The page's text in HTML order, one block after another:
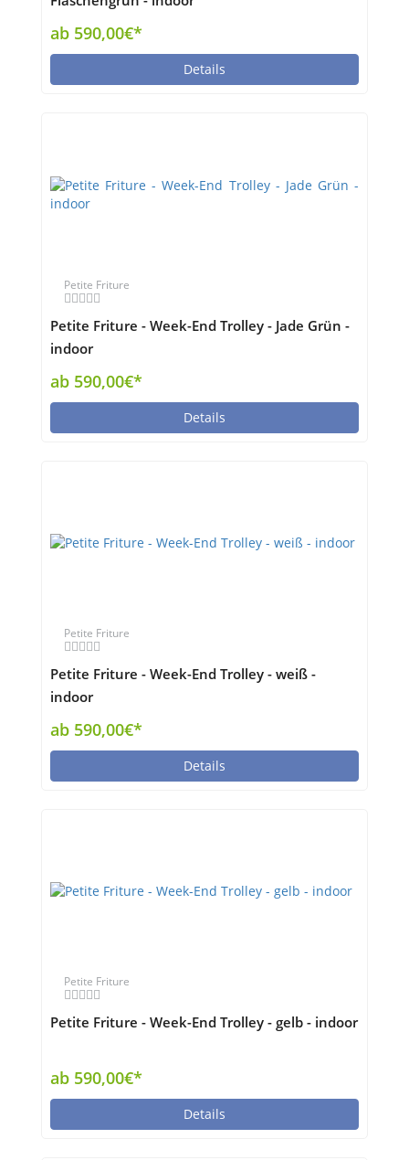
ab 590,00€*
Details
Petite Friture
Petite Friture - Week-End Trolley - Jade Grün -
indoor
ab 590,00€*
Details
Petite Friture
Petite Friture - Week-End Trolley - weiß -
indoor
ab 590,00€*
Details
Petite Friture
Petite Friture - Week-End Trolley - gelb - indoor
ab 590,00€*
Details